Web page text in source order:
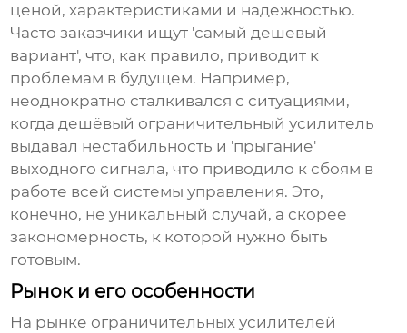
ценой, характеристиками и надежностью.
Часто заказчики ищут 'самый дешевый
вариант', что, как правило, приводит к
проблемам в будущем. Например,
неоднократно сталкивался с ситуациями,
когда дешёвый ограничительный усилитель
выдавал нестабильность и 'прыгание'
выходного сигнала, что приводило к сбоям в
работе всей системы управления. Это,
конечно, не уникальный случай, а скорее
закономерность, к которой нужно быть
готовым.
Рынок и его особенности
На рынке ограничительных усилителей